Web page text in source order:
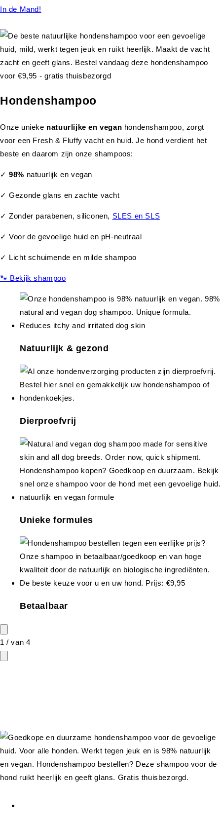
In de Mand!
Hondenshampoo
Onze unieke natuurlijke en vegan hondenshampoo, zorgt
voor een Fresh & Fluffy vacht en huid. Je hond verdient het
beste en daarom zijn onze shampoos:
✓98% natuurlijk en vegan
✓ Gezonde glans en zachte vacht
✓ Zonder parabenen, siliconen, SLES en SLS
✓ Voor de gevoelige huid en pH-neutraal
✓ Licht schuimende en milde shampoo
🐾 Bekijk shampoo
Natuurlijk & gezond
Dierproefvrij
Unieke formules
Betaalbaar
1 /van 4